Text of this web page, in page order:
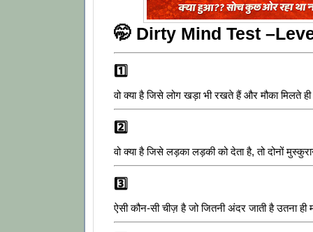
🤭 Dirty Mind Test
1️⃣
वो क्या है जिसे लोग खड़ा भी रखते हैं और मौका मिलते ही
2️⃣
वो क्या है जिसे लड़का लड़की को देता है, तो दोनों
3️⃣
ऐसी कौन-सी चीज़ है जो जितनी अंदर जाती है उतना ही